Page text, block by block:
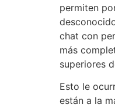
permiten
chat con
más
superiores
Esto le
están a la